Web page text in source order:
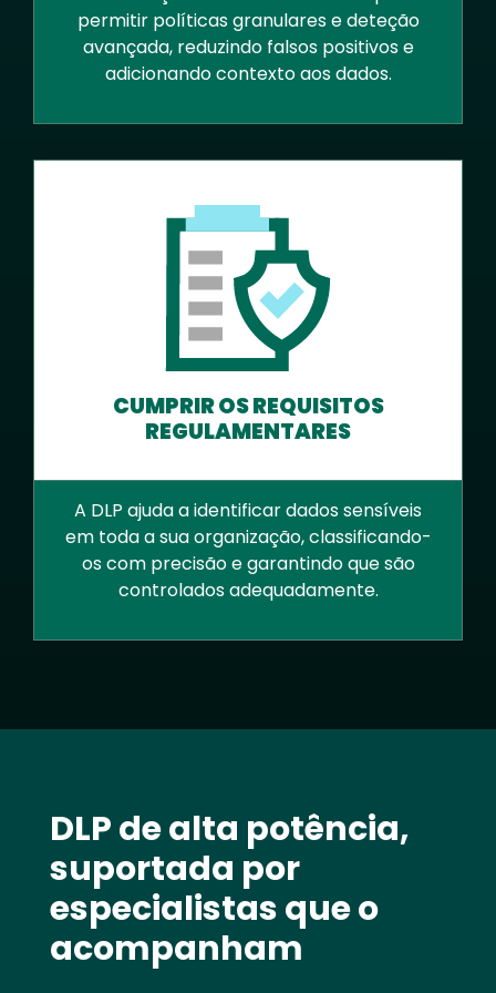
permitir políticas granulares e deteção
avançada, reduzindo falsos positivos e
adicionando contexto aos dados.
CUMPRIR OS REQUISITOS
REGULAMENTARES
A DLP ajuda a identificar dados sensíveis
em toda a sua organização, classificando-
os com precisão e garantindo que são
controlados adequadamente.
DLP de alta potência,
suportada por
especialistas que o
acompanham